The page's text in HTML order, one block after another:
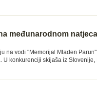
međunarodnom
na vodi "Memorijal Mladen
U konkurenciji skijaša iz Slovenije,